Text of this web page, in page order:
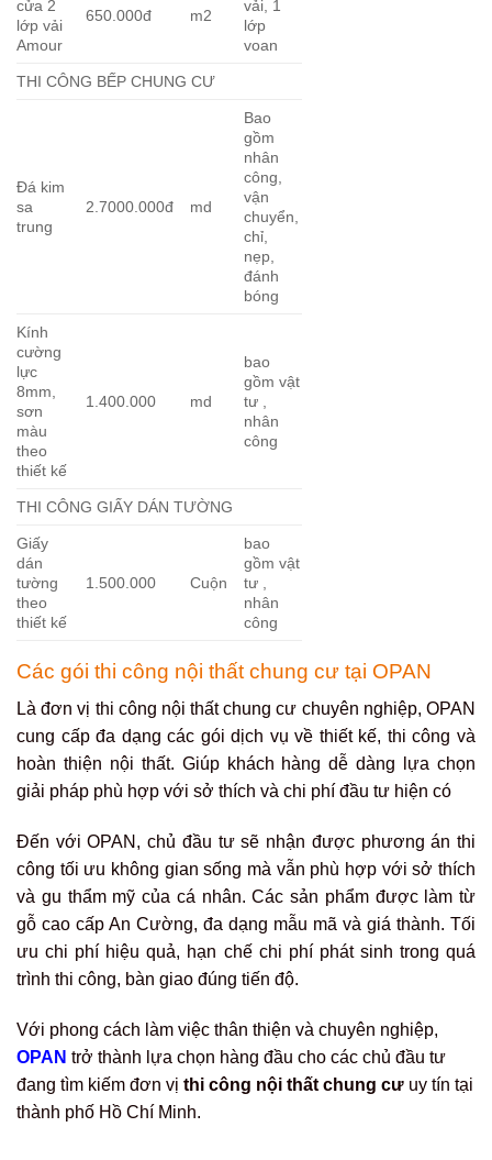
cửa 2
lớp vải
Amour
650.000đ m2
vải, 1
lớp
voan
THI CÔNG BẾP CHUNG CƯ
Đá kim
sa
trung
2.7000.000đ md
Bao
gồm
nhân
công,
vận
chuyển,
chỉ,
nẹp,
đánh
bóng
Kính
cường
lực
8mm,
sơn
màu
theo
thiết kế
1.400.000 md
bao
gồm vật
tư ,
nhân
công
THI CÔNG GIẤY DÁN TƯỜNG
Giấy
dán
tường
theo
thiết kế
1.500.000 Cuộn
bao
gồm vật
tư ,
nhân
công
Các gói thi công nội thất chung cư tại OPAN
Là đơn vị thi công nội thất chung cư chuyên nghiệp, OPAN
cung cấp đa dạng các gói dịch vụ về thiết kế, thi công và
hoàn thiện nội thất. Giúp khách hàng dễ dàng lựa chọn
giải pháp phù hợp với sở thích và chi phí đầu tư hiện có
Đến với OPAN, chủ đầu tư sẽ nhận được phương án thi
công tối ưu không gian sống mà vẫn phù hợp với sở thích
và gu thẩm mỹ của cá nhân. Các sản phẩm được làm từ
gỗ cao cấp An Cường, đa dạng mẫu mã và giá thành. Tối
ưu chi phí hiệu quả, hạn chế chi phí phát sinh trong quá
trình thi công, bàn giao đúng tiến độ.
Với phong cách làm việc thân thiện và chuyên nghiệp,
OPAN trở thành lựa chọn hàng đầu cho các chủ đầu tư
đang tìm kiếm đơn vị thi công nội thất chung cư uy tín tại
thành phố Hồ Chí Minh.